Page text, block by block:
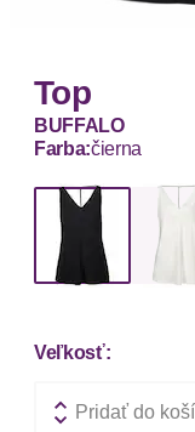
Top
BUFFALO
Farba:čierna
Veľkosť:
Pridať do